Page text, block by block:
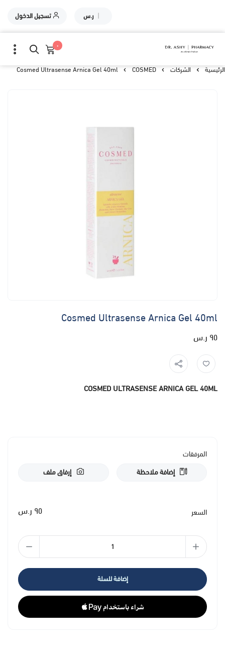
| ر.س تسجيل الدخول
٠
الرئيسية الشركات COSMED
Cosmed Ultrasense Arnica Gel 40ml
Cosmed Ultrasense Arnica Gel 40ml
٩٥ ر.س
COSMED ULTRASENSE ARNICA GEL 40ML
المرفقات
إضافة ملاحظة
إرفاق ملف
السعر ٩٥ ر.س
إضافة للسلة